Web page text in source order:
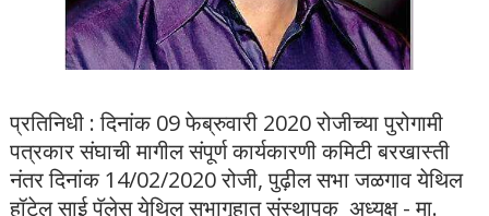
प्रतिनिधी : दिनांक 09 फेब्रुवारी 2020 रोजीच्या पुरोगामी
पत्रकार संघाची मागील संपूर्ण कार्यकारणी कमिटी बरखास्ती
नंतर दिनांक 14/02/2020 रोजी, पुढ़ील सभा जळगाव येथिल
हॉटेल साई पॅलेस येथिल सभागृहात संस्थापक अध्यक्ष - मा.